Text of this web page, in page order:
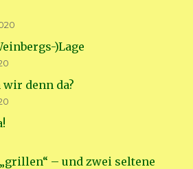
)Lage
wir denn da?
– und zwei seltene